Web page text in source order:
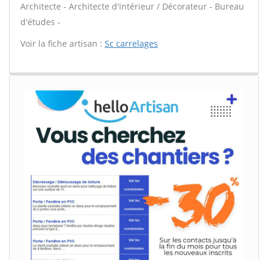
Architecte - Architecte d'intérieur / Décorateur - Bureau
d'études -
Voir la fiche artisan : Sc carrelages